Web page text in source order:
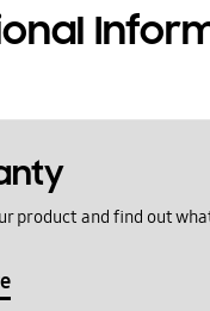
product and find out